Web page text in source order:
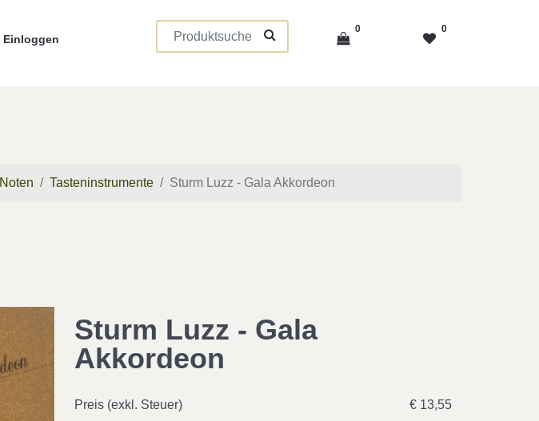
Einloggen
0 0
Noten Tasteninstrumente Sturm Luzz - Gala Akkordeon
Sturm Luzz - Gala
Akkordeon
Preis (exkl. Steuer)
€ 13,55